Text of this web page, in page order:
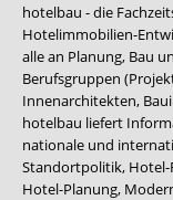
hotelbau - die
Hotelimmobilien-
alle an Planung, Bau
Berufsgruppen
Innenarchitekten,
hotelbau liefert
nationale und
Standortpolitik, Hotel-
Hotel-Planung,